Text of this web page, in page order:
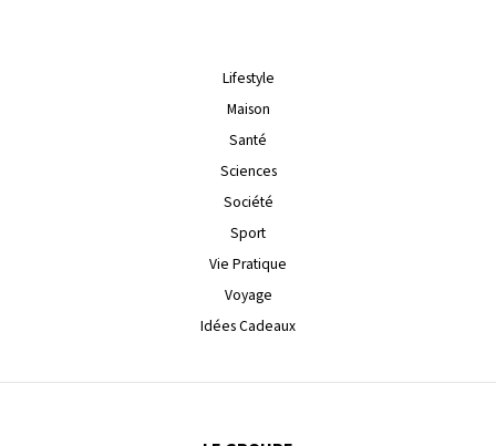
Lifestyle
Maison
Santé
Sciences
Société
Sport
Vie Pratique
Voyage
Idées Cadeaux